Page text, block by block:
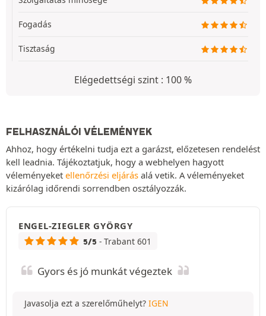
Fogadás
Tisztaság
Elégedettségi szint : 100 %
FELHASZNÁLÓI VÉLEMÉNYEK
Ahhoz, hogy értékelni tudja ezt a garázst, előzetesen rendelést
kell leadnia. Tájékoztatjuk, hogy a webhelyen hagyott
véleményeket ellenőrzési eljárás alá vetik. A véleményeket
kizárólag időrendi sorrendben osztályozzák.
ENGEL-ZIEGLER GYÖRGY
5/5 - Trabant 601
Gyors és jó munkát végeztek
Javasolja ezt a szerelőműhelyt? IGEN